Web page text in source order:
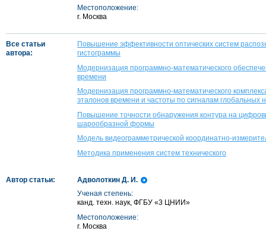
Местоположение:
г. Москва
Все статьи
автора:
Повышение эффективности оптических систем
гистограммы
Модернизация программно-математического
времени
Модернизация программно-математического
эталонов времени и частоты по сигналам глобальных
Повышение точности обнаружения контура на
шарообразной формы
Модель видеограмметрической координатно-
Методика применения систем технического
Автор статьи:
Адволоткин Д. И.
Ученая степень:
канд. техн. наук, ФГБУ «3 ЦНИИ»
Местоположение:
г. Москва